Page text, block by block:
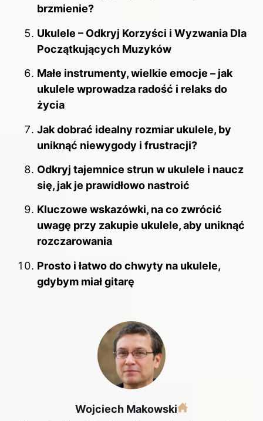
brzmienie?
Ukulele – Odkryj Korzyści i Wyzwania Dla
Początkujących Muzyków
Małe instrumenty, wielkie emocje – jak
ukulele wprowadza radość i relaks do
życia
Jak dobrać idealny rozmiar ukulele, by
uniknąć niewygody i frustracji?
Odkryj tajemnice strun w ukulele i naucz
się, jak je prawidłowo nastroić
Kluczowe wskazówki, na co zwrócić
uwagę przy zakupie ukulele, aby uniknąć
rozczarowania
Prosto i łatwo do chwyty na ukulele,
gdybym miał gitarę
Wojciech Makowski